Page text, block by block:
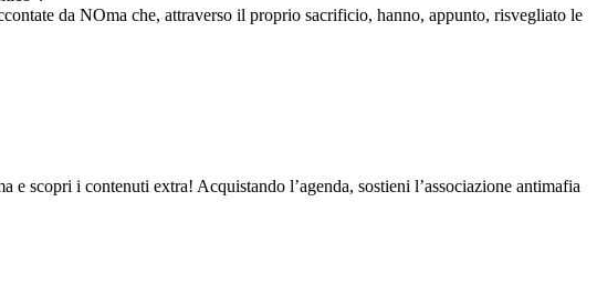
da NOma che, attraverso il proprio sacrificio, hanno, appunto, risvegliato le
scopri i contenuti extra! Acquistando l’agenda, sostieni l’associazione antimafia